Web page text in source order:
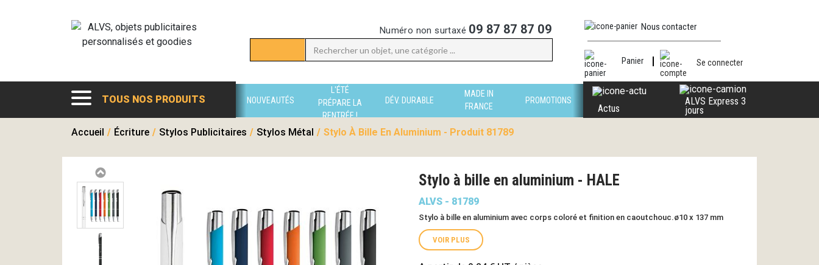
Numéro non surtaxé 09 87 87 87 09 Nous contacter
Panier Se connecter
TOUS NOS PRODUITS NOUVEAUTÉS
L'ÉTÉ
PRÉPARE LA
RENTRÉE !
DÉV. DURABLE
MADE IN
FRANCE
PROMOTIONS
Actus
ALVS Express 3
jours
Accueil / Écriture / Stylos Publicitaires / Stylos Métal / Stylo À Bille En Aluminium - Produit 81789
Stylo à bille en aluminium - HALE
ALVS - 81789
Stylo à bille en aluminium avec corps coloré et finition en caoutchouc.ø10 x 137 mm
VOIR PLUS